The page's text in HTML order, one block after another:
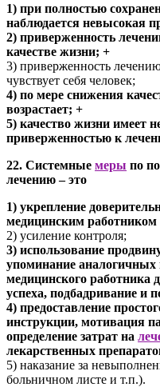
1) при полностью
наблюдается невысокая
2) приверженность
качестве жизни; +
3) приверженность
чувствует себя человек;
4) по мере снижения
возрастает; +
5) качество жизни имеет
приверженностью к
22. Системные меры по
лечению – это
1) укрепление
медицинским
2) усиление контроля;
3) использование
упоминание аналогичных
медицинского работника
успеха, подбадривание и
4) предоставление
инструкции, мотивация
определение затрат на
лекарственных
5) наказание за
больничном листе и т.п.).